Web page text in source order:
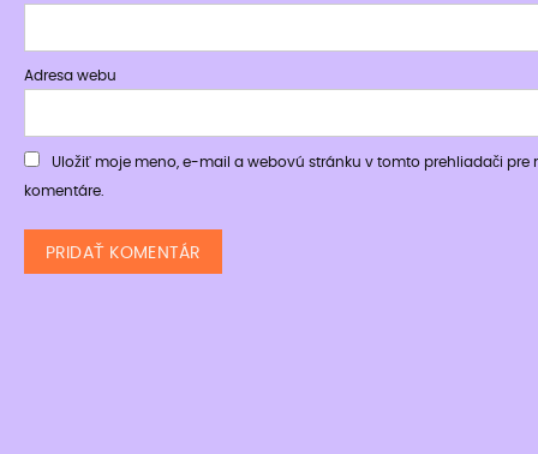
Adresa webu
Uložiť moje meno, e-mail a webovú stránku v tomto prehliadači pre
komentáre.